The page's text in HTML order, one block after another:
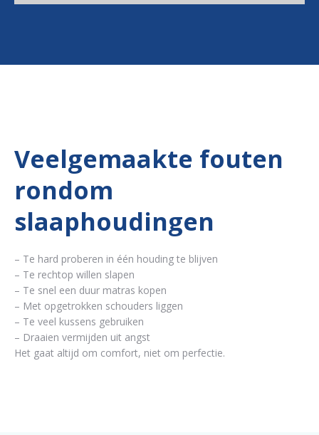
Veelgemaakte fouten
rondom
slaaphoudingen
– Te hard proberen in één houding te blijven
– Te rechtop willen slapen
– Te snel een duur matras kopen
– Met opgetrokken schouders liggen
– Te veel kussens gebruiken
– Draaien vermijden uit angst
Het gaat altijd om comfort, niet om perfectie.